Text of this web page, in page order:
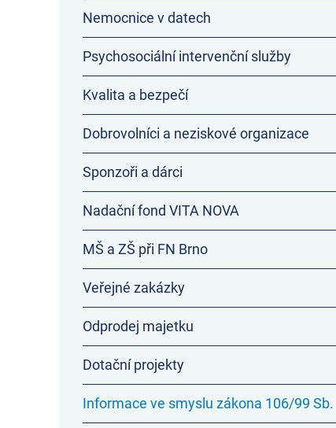
Nemocnice v datech
Psychosociální intervenční služby
Kvalita a bezpečí
Dobrovolníci a neziskové organizace
Sponzoři a dárci
Nadační fond VITA NOVA
MŠ a ZŠ při FN Brno
Veřejné zakázky
Odprodej majetku
Dotační projekty
Informace ve smyslu zákona 106/99 Sb.